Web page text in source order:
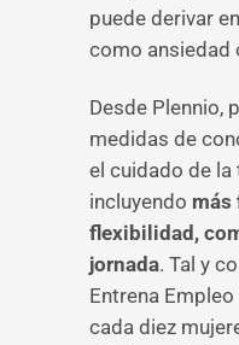
puede derivar
como ansiedad
Desde Plennio,
medidas de
el cuidado de la
incluyendo más
flexibilidad,
jornada. Tal y
Entrena Empleo
cada diez